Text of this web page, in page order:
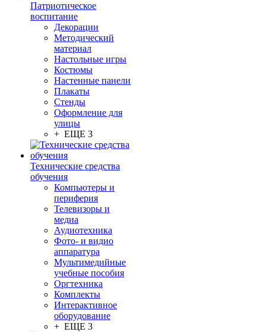
Патриотическое
воспитание
Декорации
Методический
материал
Настольные игры
Костюмы
Настенные панели
Плакаты
Стенды
Оформление для
улицы
+ ЕЩЕ 3
Технические средства
обучения
Компьютеры и
периферия
Телевизоры и
медиа
Аудиотехника
Фото- и видио
аппаратура
Мультимедийные
учебные пособия
Оргтехника
Комплекты
Интерактивное
оборудование
+ ЕЩЕ 3